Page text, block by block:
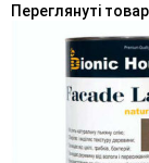
Переглянуті